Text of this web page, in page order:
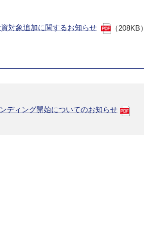
対象追加に関するお知らせ （208KB）
ディング開始についてのお知らせ